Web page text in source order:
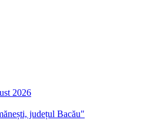
2026
județul Bacău"